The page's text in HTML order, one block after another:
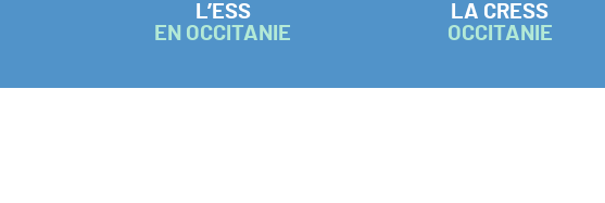
L’ESS
EN OCCITANIE
LA CRESS
OCCITANIE